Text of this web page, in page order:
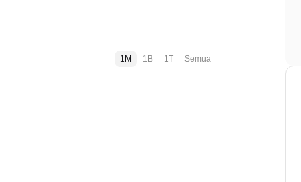
1M 1B 1T Semua